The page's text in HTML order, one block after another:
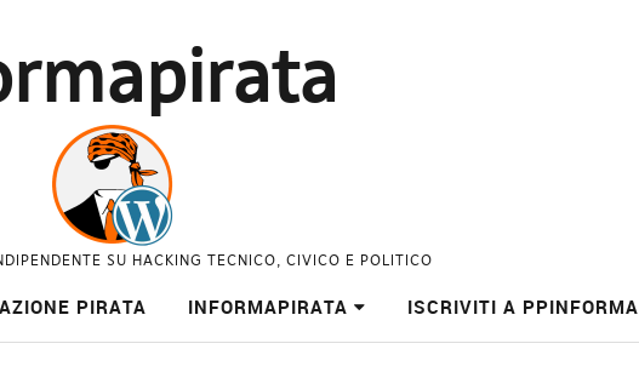
SU HACKING TECNICO, CIVICO E POLITICO
PIRATA INFORMAPIRATA ISCRIVITI A PPINFORMA